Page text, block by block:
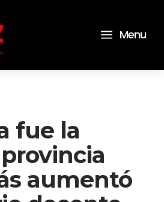
a Menu
fue la
aumentó